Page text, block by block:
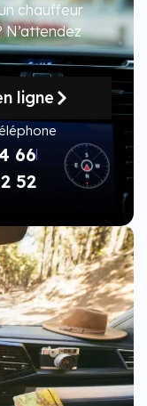
chauffeur
N’attendez
ligne
66
52